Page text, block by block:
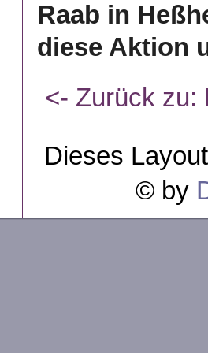
Raab in
diese Aktion
<- Zurück zu:
Dieses
© by